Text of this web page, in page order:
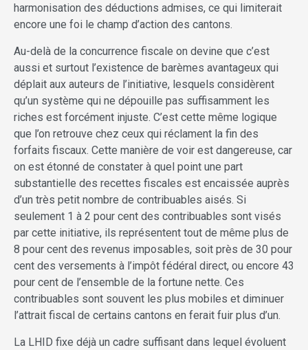
harmonisation des déductions admises, ce qui limiterait
encore une foi le champ d’action des cantons.
Au-delà de la concurrence fiscale on devine que c’est
aussi et surtout l’existence de barèmes avantageux qui
déplait aux auteurs de l’initiative, lesquels considèrent
qu’un système qui ne dépouille pas suffisamment les
riches est forcément injuste. C’est cette même logique
que l’on retrouve chez ceux qui réclament la fin des
forfaits fiscaux. Cette manière de voir est dangereuse, car
on est étonné de constater à quel point une part
substantielle des recettes fiscales est encaissée auprès
d’un très petit nombre de contribuables aisés. Si
seulement 1 à 2 pour cent des contribuables sont visés
par cette initiative, ils représentent tout de même plus de
8 pour cent des revenus imposables, soit près de 30 pour
cent des versements à l’impôt fédéral direct, ou encore 43
pour cent de l’ensemble de la fortune nette. Ces
contribuables sont souvent les plus mobiles et diminuer
l’attrait fiscal de certains cantons en ferait fuir plus d’un.
La LHID fixe déjà un cadre suffisant dans lequel évoluent